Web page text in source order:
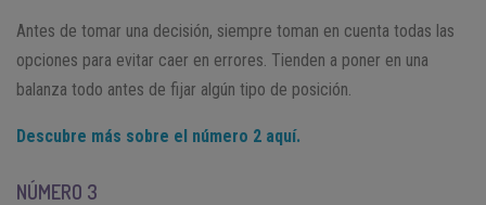
Antes de tomar una decisión, siempre toman en cuenta todas las
opciones para evitar caer en errores. Tienden a poner en una
balanza todo antes de fijar algún tipo de posición.
Descubre más sobre el número 2 aquí.
NÚMERO 3